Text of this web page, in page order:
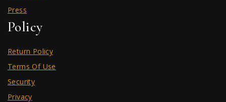
Press
Policy
Return Policy
Terms Of Use
Security
Privacy